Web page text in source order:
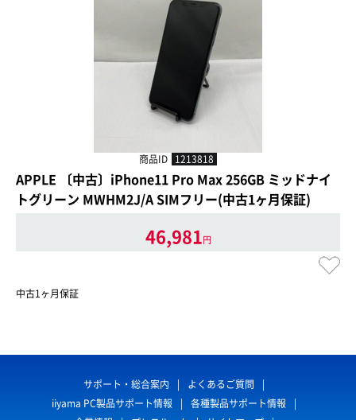
商品ID 1213818
APPLE 〔中古〕iPhone11 Pro Max 256GB ミッドナイ
トグリーン MWHM2J/A SIMフリー(中古1ヶ月保証)
46,981円
中古1ヶ月保証
サポート・総合案内
よくあるご質問
iiyama PC製品サポート情報
各種製品サポート情報